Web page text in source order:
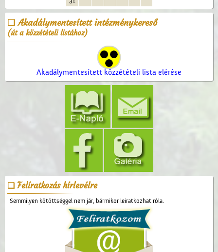
Akadálymentesített intézménykereső
(út a közzétételi listához)
Akadálymentesített közzétételi lista elérése
Felíratkozás hírlevélre
Semmilyen kötöttséggel nem jár, bármikor leiratkozhat róla.